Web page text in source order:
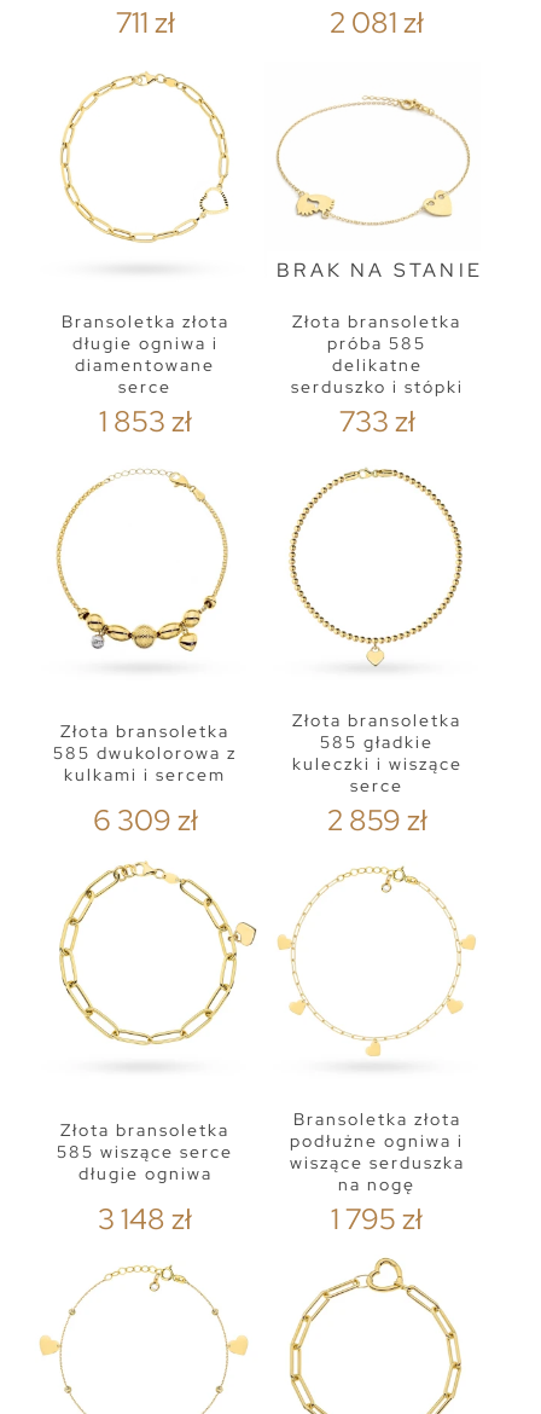
711 zł 2 081 zł
Bransoletka złota
długie ogniwa i
diamentowane
serce
1 853 zł
BRAK NA STANIE
Złota bransoletka
próba 585
delikatne
serduszko i stópki
733 zł
Złota bransoletka
585 dwukolorowa z
kulkami i sercem
6 309 zł
Złota bransoletka
585 gładkie
kuleczki i wiszące
serce
2 859 zł
Złota bransoletka
585 wiszące serce
długie ogniwa
3 148 zł
Bransoletka złota
podłużne ogniwa i
wiszące serduszka
na nogę
1 795 zł